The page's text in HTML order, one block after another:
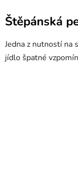
Štěpánská
Jedna z nutností na
jídlo špatné